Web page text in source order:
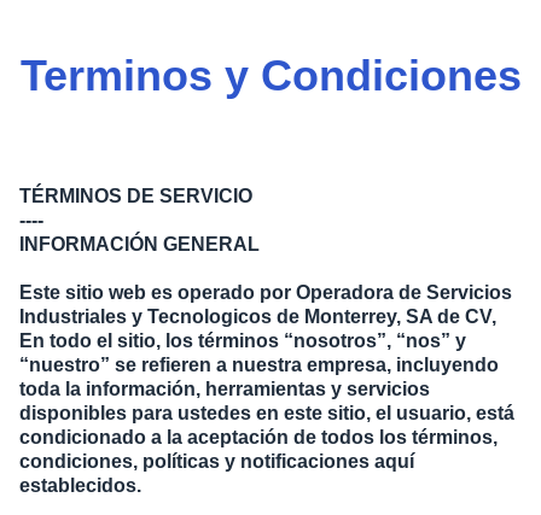
Terminos y Condiciones
TÉRMINOS DE SERVICIO
----
INFORMACIÓN GENERAL
Este sitio web es operado por Operadora de Servicios
Industriales y Tecnologicos de Monterrey, SA de CV,
En todo el sitio, los términos “nosotros”, “nos” y
“nuestro” se refieren a nuestra empresa, incluyendo
toda la información, herramientas y servicios
disponibles para ustedes en este sitio, el usuario, está
condicionado a la aceptación de todos los términos,
condiciones, políticas y notificaciones aquí
establecidos.